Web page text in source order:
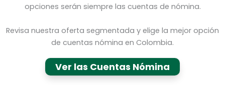
opciones serán siempre las cuentas de nómina.
Revisa nuestra oferta segmentada y elige la mejor opción
de cuentas nómina en Colombia.
Ver las Cuentas Nómina